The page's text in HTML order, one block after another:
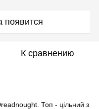
появится
К сравнению
Топ - цільний з